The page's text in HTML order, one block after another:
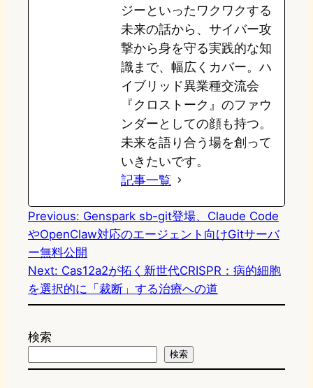
ジーといったワクワクする
未来の話から、サイバー攻
撃から身を守る実践的な知
識まで、幅広くカバー。ハ
イブリッド異業種交流会
『クロストーク』のファウ
ンダーとしての顔も持つ。
未来を語り合う場を創って
いきたいです。
記事一覧
Previous: Genspark sb-git登場、Claude Code
やOpenClaw対応のエージェント向けGitサーバ
ー無料公開
Next: Cas12a2が拓く新世代CRISPR：病的細胞
を選択的に「裁断」する治療への道
検索
検索